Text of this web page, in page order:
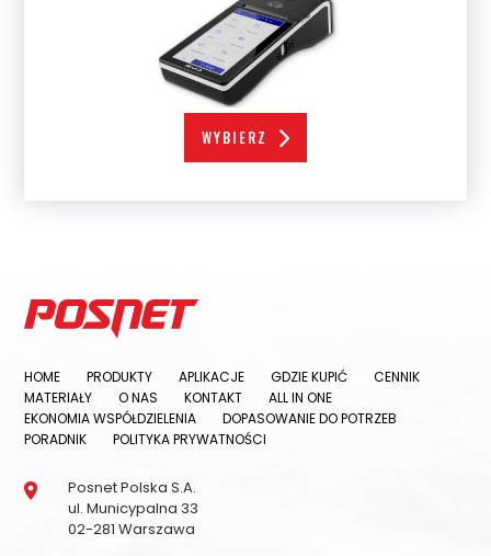
WYBIERZ
brutto
Suma opłat miesięcznych
netto
Suma opłat jednorazowych
HOME PRODUKTY APLIKACJE GDZIE KUPIĆ
CENNIK
MATERIAŁY
O NAS KONTAKT
ALL IN ONE
EKONOMIA WSPÓŁDZIELENIA
DOPASOWANIE DO POTRZEB
PORADNIK
POLITYKA PRYWATNOŚCI
Posnet Polska S.A.
ul. Municypalna 33
02-281 Warszawa